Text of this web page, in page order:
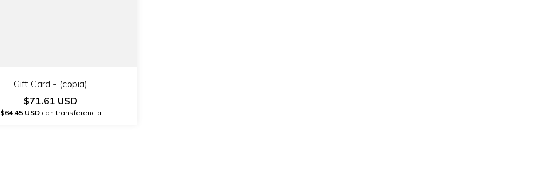
Gift Card - (copia)
$71.61 USD
$64.45 USDcon transferencia